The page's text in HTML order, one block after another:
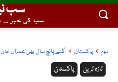
سب
سب کی خبر ...
ہوم پاکستان اگلے پانچ سال بھی عمران
پاکستان تازہ ترین